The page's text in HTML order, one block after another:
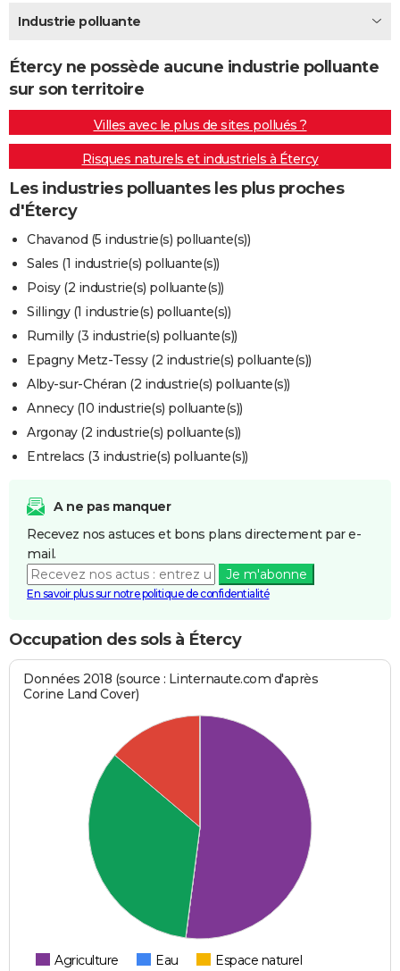
Destinations
City break
Voyage nature
Voyage de noces
Forum
Climat
+PHOTO
GUIDES D'ACHAT
BONS PLANS
CARTE DE VOEUX
Carte de Noël
Carte Bonne année
Carte Saint-Valentin
Carte d'anniversaire
DICTIONNAIRE
Dictionnaire
Biographies
Citations
Expressions
Proverbes
PROGRAMME TV
COPAINS D'AVANT
S'inscrire
Se connecter
Lycées
Collèges
Primaires
Universités
Entreprises
Service militaire
Avis de recherche
AVIS DE DÉCÈS
FORUM
Bricolage
Lifestyle
Culture
Sport
Auto
Television
Voyage
Cinema
Industrie polluante
Étercy ne possède aucune industrie polluante
sur son territoire
Villes avec le plus de sites pollués ?
Risques naturels et industriels à Étercy
Les industries polluantes les plus proches
d'Étercy
Chavanod (5 industrie(s) polluante(s))
Sales (1 industrie(s) polluante(s))
Poisy (2 industrie(s) polluante(s))
Sillingy (1 industrie(s) polluante(s))
Rumilly (3 industrie(s) polluante(s))
Epagny Metz-Tessy (2 industrie(s) polluante(s))
Alby-sur-Chéran (2 industrie(s) polluante(s))
Annecy (10 industrie(s) polluante(s))
Argonay (2 industrie(s) polluante(s))
Entrelacs (3 industrie(s) polluante(s))
A ne pas manquer
Recevez nos astuces et bons plans directement par e-
mail.
Je m'abonne
En savoir plus sur notre politique de confidentialité
Occupation des sols à Étercy
Données 2018 (source : Linternaute.com d'après
Corine Land Cover)
Agriculture Eau
Espace naturel